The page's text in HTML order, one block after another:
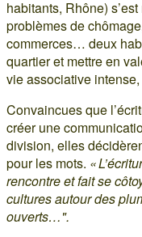
habitants, Rhône)
problèmes de
commerces… deux
quartier et mettre en
vie associative
Convaincues que
créer une
division, elles
pour les mots. «
rencontre et fait se
cultures autour des
ouverts…".